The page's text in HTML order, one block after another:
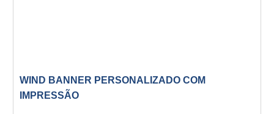
WIND BANNER PERSONALIZADO COM
IMPRESSÃO